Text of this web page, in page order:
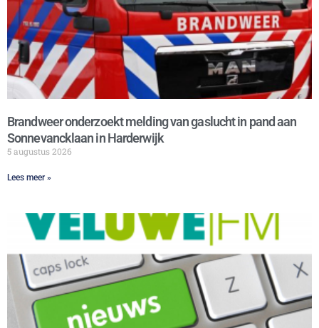
Brandweer onderzoekt melding van gaslucht in pand aan
Sonnevancklaan in Harderwijk
5 augustus 2026
Lees meer »